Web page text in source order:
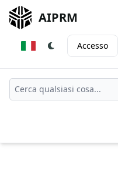
AIPRM
Accesso